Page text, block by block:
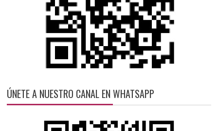
ÚNETE A NUESTRO CANAL EN WHATSAPP